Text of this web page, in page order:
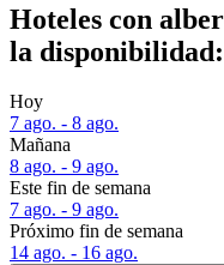
Hoteles con
la disponibilidad:
Hoy
7 ago. - 8 ago.
Mañana
8 ago. - 9 ago.
Este fin de semana
7 ago. - 9 ago.
Próximo fin de semana
14 ago. - 16 ago.